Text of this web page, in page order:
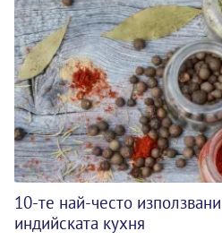
10-те най-често
индийската кухня